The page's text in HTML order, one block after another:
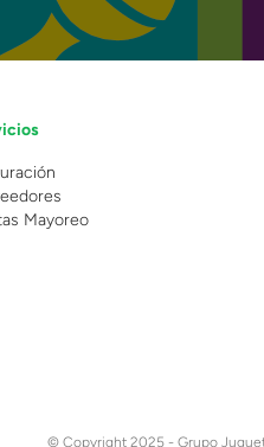
Mayoreo
© Copyright 2025 - Grupo